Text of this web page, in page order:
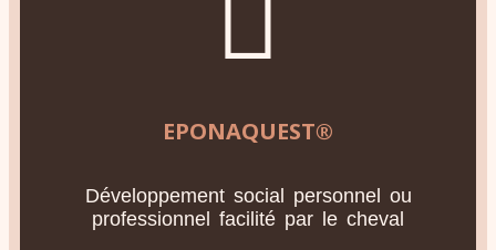
EPONAQUEST®
Développement social personnel ou
professionnel facilité par le cheval